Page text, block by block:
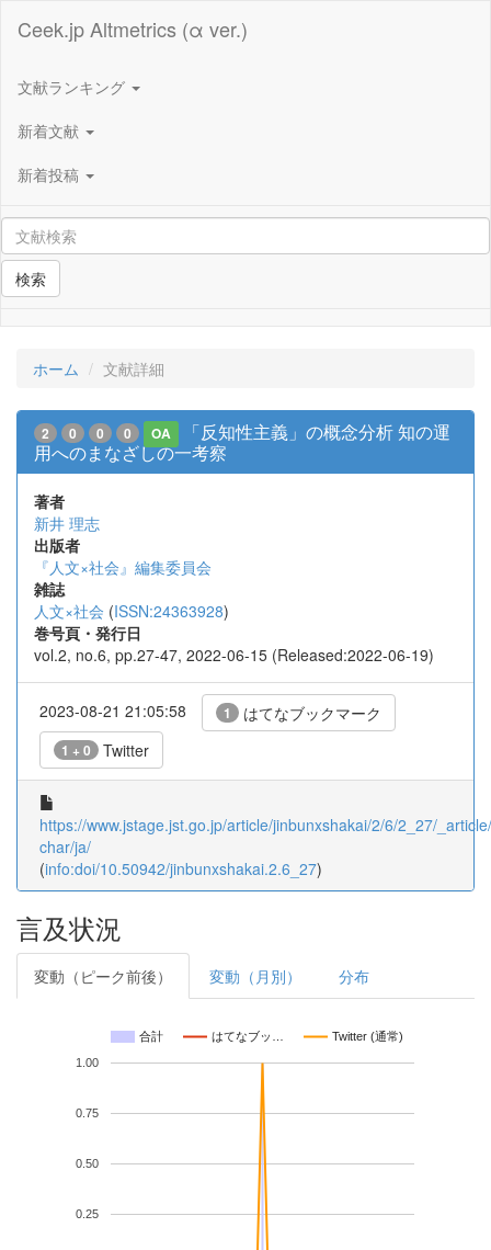
Ceek.jp Altmetrics (α ver.)
文献ランキング
新着文献
新着投稿
検索
ホーム 文献詳細
2 0 0 0 OA
「反知性主義」の概念分析 知の運
用へのまなざしの一考察
著者
新井 理志
出版者
『人文×社会』編集委員会
雑誌
人文×社会 (ISSN:24363928)
巻号頁・発行日
vol.2, no.6, pp.27-47, 2022-06-15 (Released:2022-06-19)
2023-08-21 21:05:58 1 はてなブックマーク
1 + 0 Twitter
https://www.jstage.jst.go.jp/article/jinbunxshakai/2/6/2_27/
char/ja/
(info:doi/10.50942/jinbunxshakai.2.6_27)
言及状況
変動（ピーク前後） 変動（月別） 分布
合計 はてなブッ… Twitter (通常)
0.25
0.50
0.75
1.00